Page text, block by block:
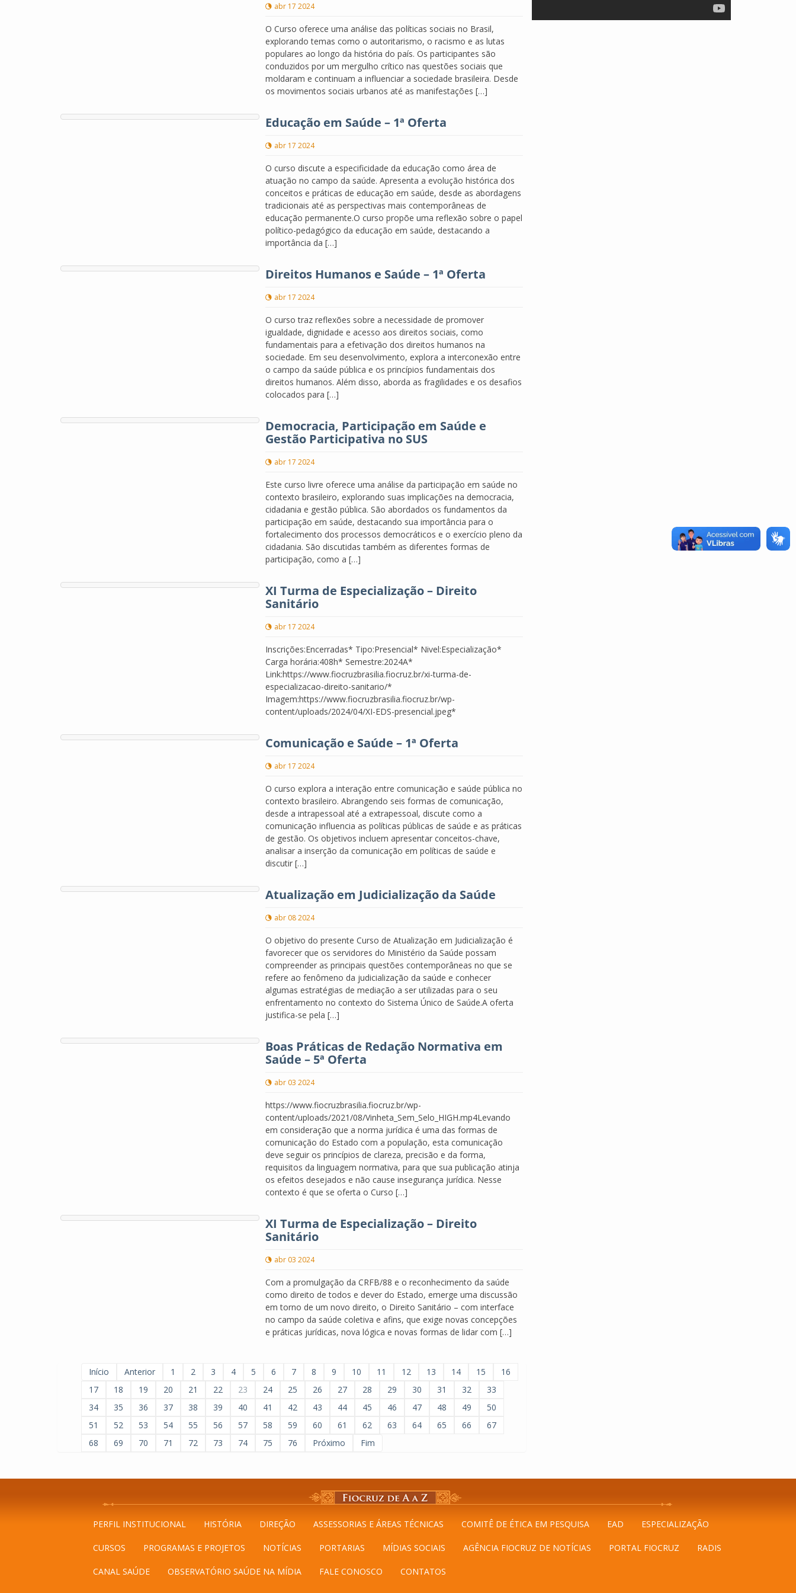
abr 17 2024
O Curso oferece uma análise das políticas sociais no Brasil,
explorando temas como o autoritarismo, o racismo e as lutas
populares ao longo da história do país. Os participantes são
conduzidos por um mergulho crítico nas questões sociais que
moldaram e continuam a influenciar a sociedade brasileira. Desde
os movimentos sociais urbanos até as manifestações […]
Educação em Saúde – 1ª Oferta
abr 17 2024
O curso discute a especificidade da educação como área de
atuação no campo da saúde. Apresenta a evolução histórica dos
conceitos e práticas de educação em saúde, desde as abordagens
tradicionais até as perspectivas mais contemporâneas de
educação permanente.O curso propõe uma reflexão sobre o papel
político-pedagógico da educação em saúde, destacando a
importância da […]
Direitos Humanos e Saúde – 1ª Oferta
abr 17 2024
O curso traz reflexões sobre a necessidade de promover
igualdade, dignidade e acesso aos direitos sociais, como
fundamentais para a efetivação dos direitos humanos na
sociedade. Em seu desenvolvimento, explora a interconexão entre
o campo da saúde pública e os princípios fundamentais dos
direitos humanos. Além disso, aborda as fragilidades e os desafios
colocados para […]
Democracia, Participação em Saúde e
Gestão Participativa no SUS
abr 17 2024
Este curso livre oferece uma análise da participação em saúde no
contexto brasileiro, explorando suas implicações na democracia,
cidadania e gestão pública. São abordados os fundamentos da
participação em saúde, destacando sua importância para o
fortalecimento dos processos democráticos e o exercício pleno da
cidadania. São discutidas também as diferentes formas de
participação, como a […]
XI Turma de Especialização – Direito
Sanitário
abr 17 2024
Inscrições:Encerradas* Tipo:Presencial* Nivel:Especialização*
Carga horária:408h* Semestre:2024A*
Link:https://www.fiocruzbrasilia.fiocruz.br/xi-turma-de-
especializacao-direito-sanitario/*
Imagem:https://www.fiocruzbrasilia.fiocruz.br/wp-
content/uploads/2024/04/XI-EDS-presencial.jpeg*
Comunicação e Saúde – 1ª Oferta
abr 17 2024
O curso explora a interação entre comunicação e saúde pública no
contexto brasileiro. Abrangendo seis formas de comunicação,
desde a intrapessoal até a extrapessoal, discute como a
comunicação influencia as políticas públicas de saúde e as práticas
de gestão. Os objetivos incluem apresentar conceitos-chave,
analisar a inserção da comunicação em políticas de saúde e
discutir […]
Atualização em Judicialização da Saúde
abr 08 2024
O objetivo do presente Curso de Atualização em Judicialização é
favorecer que os servidores do Ministério da Saúde possam
compreender as principais questões contemporâneas no que se
refere ao fenômeno da judicialização da saúde e conhecer
algumas estratégias de mediação a ser utilizadas para o seu
enfrentamento no contexto do Sistema Único de Saúde.A oferta
justifica-se pela […]
Boas Práticas de Redação Normativa em
Saúde – 5ª Oferta
abr 03 2024
https://www.fiocruzbrasilia.fiocruz.br/wp-
content/uploads/2021/08/Vinheta_Sem_Selo_HIGH.mp4Levando
em consideração que a norma jurídica é uma das formas de
comunicação do Estado com a população, esta comunicação
deve seguir os princípios de clareza, precisão e da forma,
requisitos da linguagem normativa, para que sua publicação atinja
os efeitos desejados e não cause insegurança jurídica. Nesse
contexto é que se oferta o Curso […]
XI Turma de Especialização – Direito
Sanitário
abr 03 2024
Com a promulgação da CRFB/88 e o reconhecimento da saúde
como direito de todos e dever do Estado, emerge uma discussão
em torno de um novo direito, o Direito Sanitário – com interface
no campo da saúde coletiva e afins, que exige novas concepções
e práticas jurídicas, nova lógica e novas formas de lidar com […]
Início Anterior 1 2 3 4 5 6 7 8 9 10 11 12 13 14 15
16
17
18 19 20 21 22 23 24 25 26 27 28 29 30 31 32
33
34
35 36 37 38 39 40 41 42 43 44 45 46 47 48 49
50
51
52 53 54 55 56 57 58 59 60 61 62 63 64 65 66
67
68
69 70 71 72 73 74 75 76 Próximo Fim
PERFIL INSTITUCIONAL HISTÓRIA DIREÇÃO ASSESSORIAS E ÁREAS TÉCNICAS COMITÊ DE ÉTICA EM PESQUISA EAD ESPECIALIZAÇÃO
CURSOS PROGRAMAS E PROJETOS NOTÍCIAS PORTARIAS MÍDIAS SOCIAIS AGÊNCIA FIOCRUZ DE NOTÍCIAS PORTAL FIOCRUZ RADIS
CANAL SAÚDE OBSERVATÓRIO SAÚDE NA MÍDIA FALE CONOSCO CONTATOS